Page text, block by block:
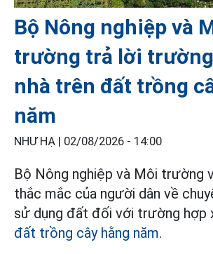
Bộ Nông nghiệp và
trường trả lời
nhà trên đất trồng
năm
NHƯ HẠ | 02/08/2026 - 14:00
Bộ Nông nghiệp và Môi trường
thắc mắc của người dân về
sử dụng đất đối với trường hợp
đất trồng cây hằng năm.